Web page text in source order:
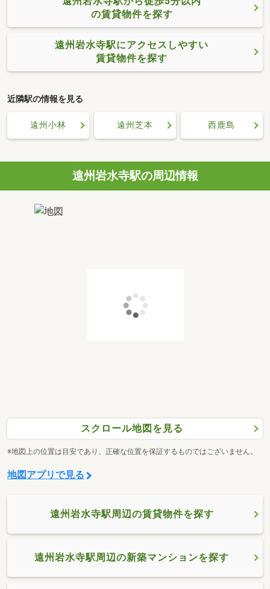
の賃貸物件を探す
遠州岩水寺駅にアクセスしやすい
賃貸物件を探す
近隣駅の情報を見る
遠州小林 遠州芝本 西鹿島
遠州岩水寺駅の周辺情報
スクロール地図を見る
※地図上の位置は目安であり、正確な位置を保証するものではございません。
地図アプリで見る
遠州岩水寺駅周辺の賃貸物件を探す
遠州岩水寺駅周辺の新築マンションを探す